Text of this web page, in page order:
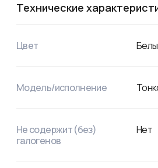
Технические
Цвет
Модель/исполнение
Не содержит (без)
галогенов
Нет